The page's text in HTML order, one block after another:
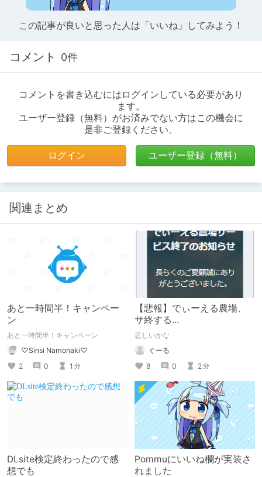
この記事が良いと思った人は「いいね」してみよう！
コメント 0件
コメントを書き込むにはログインしている必要があり
ます。
ユーザー登録（無料）がお済みでない方はこの機会に
是非ご登録ください。
ログイン ユーザー登録（無料）
関連まとめ
あと一時間半！キャンペー
ン
あと一時間半！キャンペーン
♡Sinsi Namonaki♡
2
0 1 分
【悲報】でぃーえる農場、
サ終する...
悲しいかな
ぐーる
8
0 2分
DLsite検定終わったので感
想でも
Pommuにいいね欄が実装さ
れました